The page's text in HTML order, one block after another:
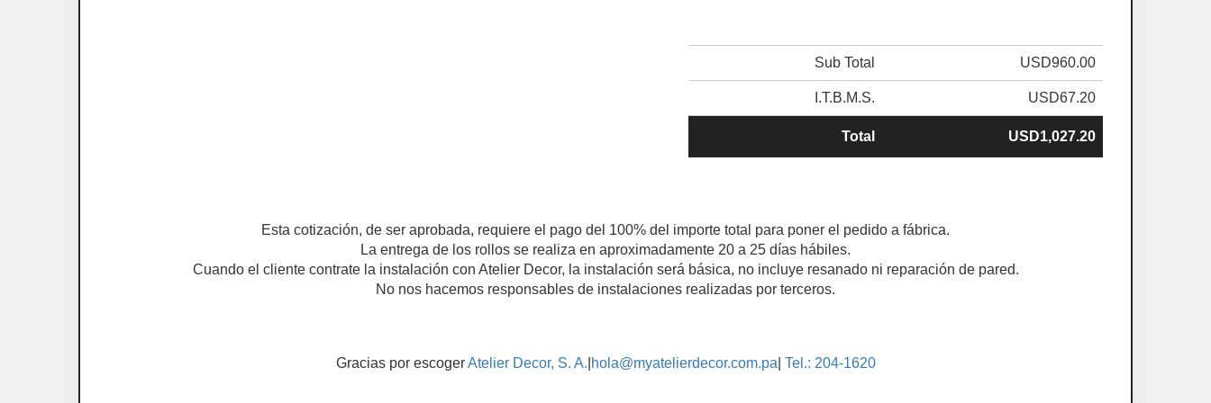
Sub Total USD960.00
I.T.B.M.S. USD67.20
Total USD1,027.20
Esta cotización, de ser aprobada, requiere el pago del 100% del importe total para poner el pedido a fábrica.
La entrega de los rollos se realiza en aproximadamente 20 a 25 días hábiles.
Cuando el cliente contrate la instalación con Atelier Decor, la instalación será básica, no incluye resanado ni reparación de pared.
No nos hacemos responsables de instalaciones realizadas por terceros.
Gracias por escogerAtelier Decor, S. A. hola@myatelierdecor.com.pa Tel.: 204-1620